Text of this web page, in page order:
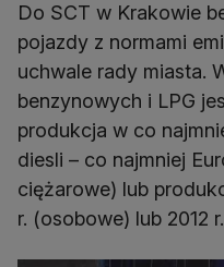
Do SCT w Krakowie
pojazdy z normami
uchwale rady miasta.
benzynowych i LPG
produkcja w co
diesli – co najmniej
ciężarowe) lub
r. (osobowe) lub 2012